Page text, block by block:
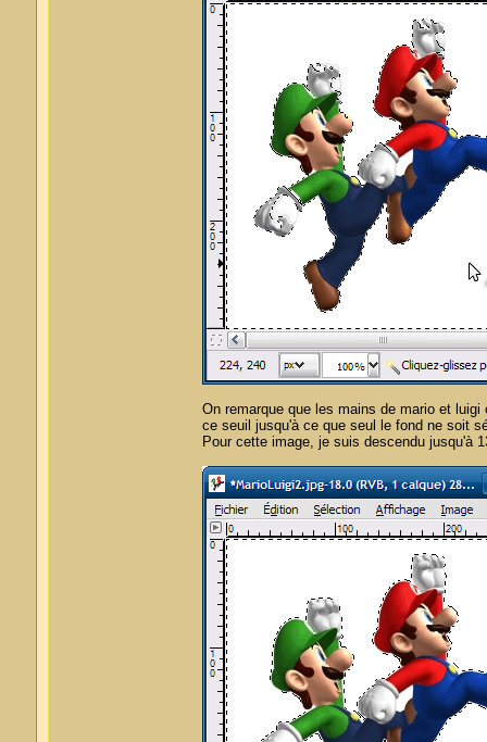
On remarque que les mains de mario et
ce seuil jusqu'à ce que seul le fond ne soit
Pour cette image, je suis descendu jusqu'à